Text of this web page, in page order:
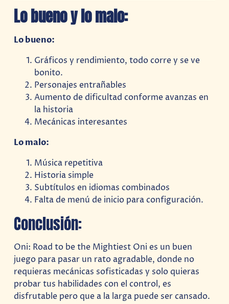
Lo bueno y lo malo:
Lo bueno:
Gráficos y rendimiento, todo corre y se ve
bonito.
Personajes entrañables
Aumento de dificultad conforme avanzas en
la historia
Mecánicas interesantes
Lo malo:
Música repetitiva
Historia simple
Subtítulos en idiomas combinados
Falta de menú de inicio para configuración.
Conclusión:
Oni: Road to be the Mightiest Oni es un buen
juego para pasar un rato agradable, donde no
requieras mecánicas sofisticadas y solo quieras
probar tus habilidades con el control, es
disfrutable pero que a la larga puede ser cansado.